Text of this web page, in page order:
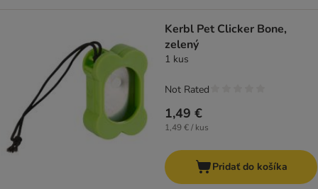
Kerbl Pet Clicker Bone,
zelený
1 kus
1,49 €
1,49 € / kus
Not Rated
Pridať do košíka